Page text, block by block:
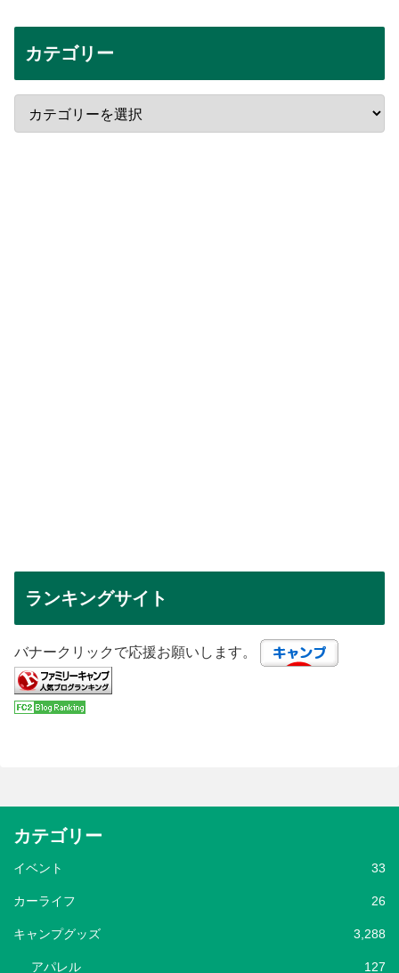
カテゴリー
ランキングサイト
バナークリックで応援お願いします。
カテゴリー
イベント 33
カーライフ 26
キャンプグッズ 3,288
アパレル 127